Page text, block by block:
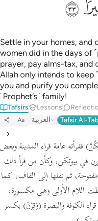
ﲁ
Settle in your homes, and
women did in the days of
prayer, pay alms-tax, and
Allah only intends to keep
you and purify you
˹Prophet’s˺ family!
Tafsirs Lessons
Aa العربية Tafsir Al-
فقرأته عامة قراء المدينة وبعض
في بيوتكن، وكأن من قرأ ذلك
ثم نقلها إلى القاف، كما
اللام الأولى وهي مكسورة،
الكوفة والبصرة (وَقِرْنَ) بكسر